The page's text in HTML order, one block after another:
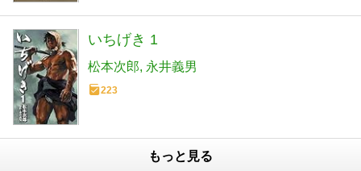
いちげき 1
松本次郎 永井義男
223
もっと見る